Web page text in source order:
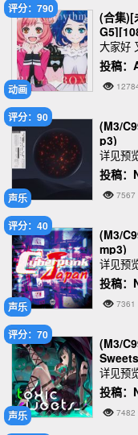
动画
评分：790
(合集)[
大家好
投稿：
声乐
评分：90
(M3/
p3)
详见预
投稿：
7567
声乐
评分：40
(M3/
mp3)
详见预
投稿：
7361
声乐
评分：70
(M3/
详见预
投稿：
7482